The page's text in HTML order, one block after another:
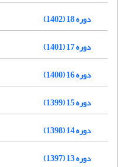
دوره 18 (1402)
دوره 17 (1401)
دوره 16 (1400)
دوره 15 (1399)
دوره 14 (1398)
دوره 13 (1397)